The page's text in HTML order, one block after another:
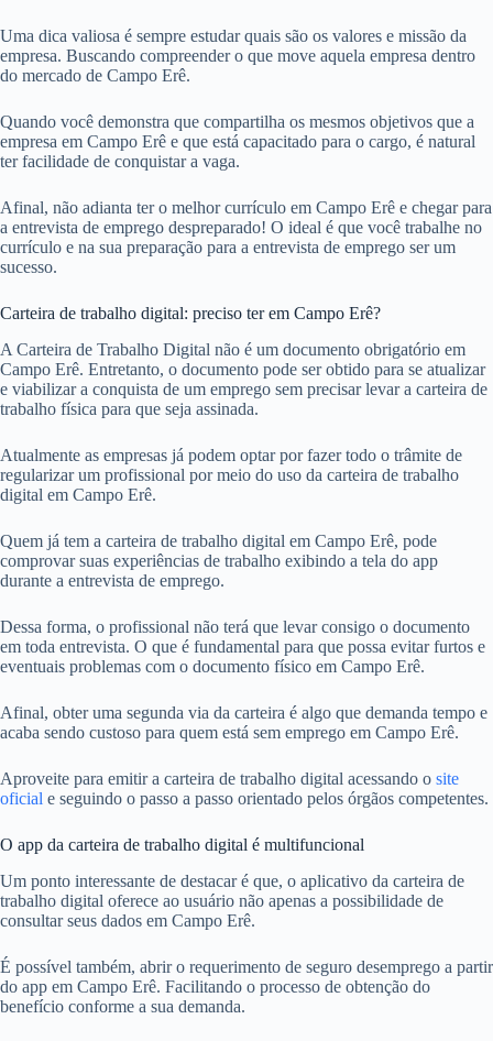
Uma dica valiosa é sempre estudar quais são os valores e missão da
empresa. Buscando compreender o que move aquela empresa dentro
do mercado de Campo Erê.
Quando você demonstra que compartilha os mesmos objetivos que a
empresa em Campo Erê e que está capacitado para o cargo, é natural
ter facilidade de conquistar a vaga.
Afinal, não adianta ter o melhor currículo em Campo Erê e chegar para
a entrevista de emprego despreparado! O ideal é que você trabalhe no
currículo e na sua preparação para a entrevista de emprego ser um
sucesso.
Carteira de trabalho digital: preciso ter em Campo Erê?
A Carteira de Trabalho Digital não é um documento obrigatório em
Campo Erê. Entretanto, o documento pode ser obtido para se atualizar
e viabilizar a conquista de um emprego sem precisar levar a carteira de
trabalho física para que seja assinada.
Atualmente as empresas já podem optar por fazer todo o trâmite de
regularizar um profissional por meio do uso da carteira de trabalho
digital em Campo Erê.
Quem já tem a carteira de trabalho digital em Campo Erê, pode
comprovar suas experiências de trabalho exibindo a tela do app
durante a entrevista de emprego.
Dessa forma, o profissional não terá que levar consigo o documento
em toda entrevista. O que é fundamental para que possa evitar furtos e
eventuais problemas com o documento físico em Campo Erê.
Afinal, obter uma segunda via da carteira é algo que demanda tempo e
acaba sendo custoso para quem está sem emprego em Campo Erê.
Aproveite para emitir a carteira de trabalho digital acessando o site
oficial e seguindo o passo a passo orientado pelos órgãos competentes.
O app da carteira de trabalho digital é multifuncional
Um ponto interessante de destacar é que, o aplicativo da carteira de
trabalho digital oferece ao usuário não apenas a possibilidade de
consultar seus dados em Campo Erê.
É possível também, abrir o requerimento de seguro desemprego a partir
do app em Campo Erê. Facilitando o processo de obtenção do
benefício conforme a sua demanda.